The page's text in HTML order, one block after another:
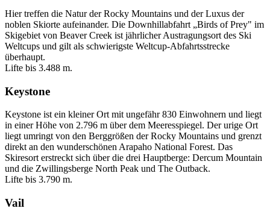
Hier treffen die Natur der Rocky Mountains und der Luxus der
noblen Skiorte aufeinander. Die Downhillabfahrt „Birds of Prey" im
Skigebiet von Beaver Creek ist jährlicher Austragungsort des Ski
Weltcups und gilt als schwierigste Weltcup-Abfahrtsstrecke
überhaupt.
Lifte bis 3.488 m.
Keystone
Keystone ist ein kleiner Ort mit ungefähr 830 Einwohnern und liegt
in einer Höhe von 2.796 m über dem Meeresspiegel. Der urige Ort
liegt umringt von den Berggrößen der Rocky Mountains und grenzt
direkt an den wunderschönen Arapaho National Forest. Das
Skiresort erstreckt sich über die drei Hauptberge: Dercum Mountain
und die Zwillingsberge North Peak und The Outback.
Lifte bis 3.790 m.
Vail